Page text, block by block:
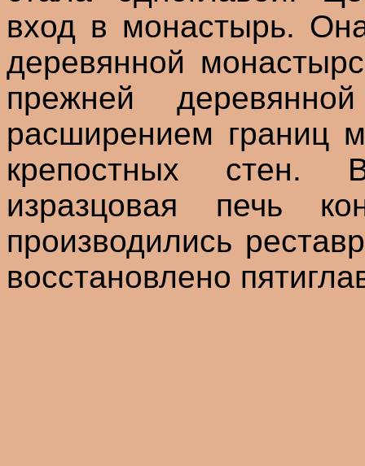
вход в монастырь.
деревянной
прежней
расширением границ
крепостных стен.
изразцовая печь
производились
восстановлено